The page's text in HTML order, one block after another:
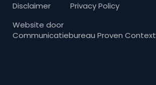
Disclaimer
Privacy Policy
Website door
Communicatiebureau Proven Context